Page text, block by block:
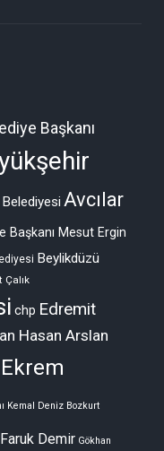
Başkanı
Avcılar
Başkanı Mesut Ergin
Beylikdüzü
chp Edremit
Hasan Arslan
Ekrem
Kemal Deniz Bozkurt
Faruk Demir Gökhan